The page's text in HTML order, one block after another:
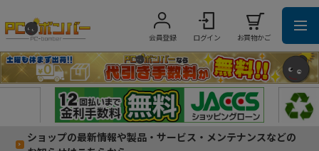
会員登録 ログイン お買物かご
ショップの最新情報や製品・サービス・メンテナンスなどの